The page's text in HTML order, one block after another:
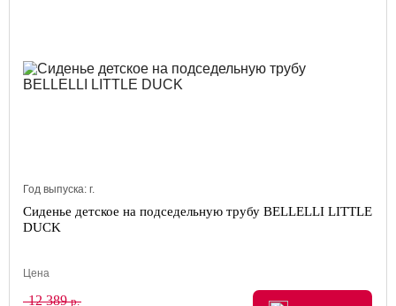
Год выпуска: г.
Сиденье детское на подседельную трубу BELLELLI LITTLE
DUCK
Цена
12 389р.